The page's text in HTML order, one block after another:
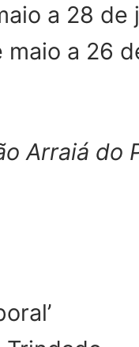
a 28 de
maio a 26
Arraiá do